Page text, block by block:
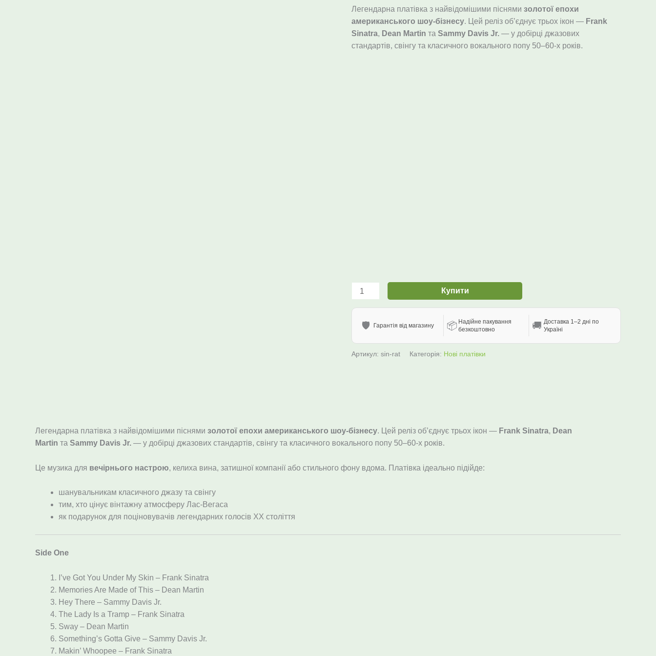
Легендарна платівка з найвідомішими піснями золотої епохи
американського шоу-бізнесу. Цей реліз об’єднує трьох ікон — Frank
Sinatra, Dean Martin та Sammy Davis Jr. — у добірці джазових
стандартів, свінгу та класичного вокального попу 50–60-х років.
Frank
Sinatra,
Dean
Martin
Купити
🛡️ Гарантія від магазину 📦 Надійне пакування
безкоштовно
🚚 Доставка 1–2 дні по
Україні
Артикул: sin-rat Категорія: Нові платівки
Легендарна платівка з найвідомішими піснями золотої епохи американського шоу-бізнесу. Цей реліз об’єднує трьох ікон — Frank Sinatra, Dean
Martin та Sammy Davis Jr. — у добірці джазових стандартів, свінгу та класичного вокального попу 50–60-х років.
Це музика для вечірнього настрою, келиха вина, затишної компанії або стильного фону вдома. Платівка ідеально підійде:
шанувальникам класичного джазу та свінгу
тим, хто цінує вінтажну атмосферу Лас-Вегаса
як подарунок для поціновувачів легендарних голосів ХХ століття
Side One
I’ve Got You Under My Skin – Frank Sinatra
Memories Are Made of This – Dean Martin
Hey There – Sammy Davis Jr.
The Lady Is a Tramp – Frank Sinatra
Sway – Dean Martin
Something’s Gotta Give – Sammy Davis Jr.
Makin’ Whoopee – Frank Sinatra